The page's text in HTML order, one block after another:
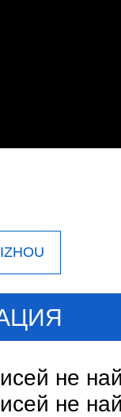
не
не